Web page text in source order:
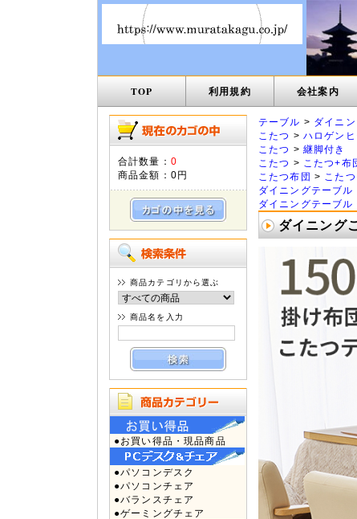
TOP 利用規約 会社案内
合計数量： 0
商品金額： 0円
商品カテゴリから選ぶ
商品名を入力
●お買い得品・現品商品
●パソコンデスク
●パソコンチェア
●バランスチェア
●ゲーミングチェア
テーブル > ダイニ
こたつ > ハロゲンヒ
こたつ > 継脚付き
こたつ >
こたつ+布
こたつ布団 >
こた
ダイニングテーブル
ダイニングテーブル
ダイニング